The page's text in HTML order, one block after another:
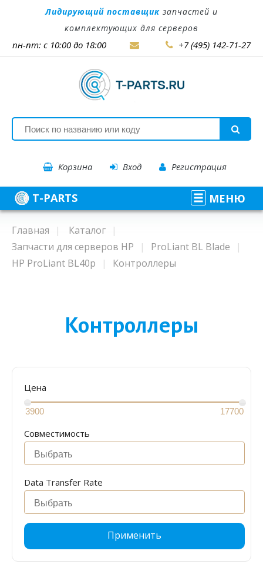
Лидирующий поставщик запчастей и
комплектующих для серверов
пн-пт: с 10:00 до 18:00 +7 (495) 142-71-27
Корзина Вход Регистрация
T-PARTS МЕНЮ
Главная
Каталог
Запчасти для серверов HP
ProLiant BL Blade
HP ProLiant BL40p
Контроллеры
Контроллеры
Цена
Совместимость
Data Transfer Rate
Применить